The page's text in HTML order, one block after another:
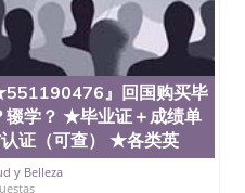
』回国购买毕
辍学？ ★毕业证＋成绩单
证（可查） ★各类英
y Belleza